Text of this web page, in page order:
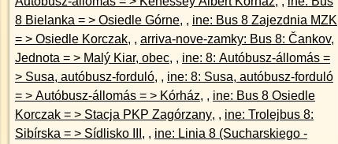
8 Bielanka = > Osiedle Górne, , ine: Bus 8 Zajezdnia MZK
= > Osiedle Korczak, , arriva-nove-zamky: Bus 8: Čankov,
Jednota = > Malý Kiar, obec, , ine: 8: Autóbusz-állomás =
> Susa, autóbusz-forduló, , ine: 8: Susa, autóbusz-forduló
= > Autóbusz-állomás = > Kórház, , ine: Bus 8 Osiedle
Korczak = > Stacja PKP Zagórzany, , ine: Trolejbus 8:
Sibírska = > Sídlisko III , , ine: Linia 8 (Sucharskiego -